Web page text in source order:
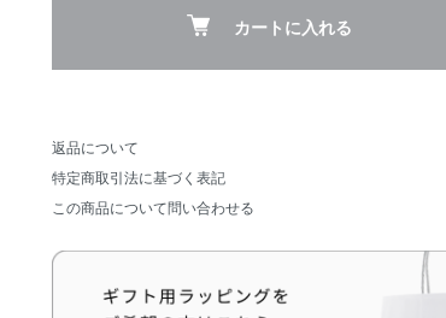
カートに入れる
返品について
特定商取引法に基づく表記
この商品について問い合わせる